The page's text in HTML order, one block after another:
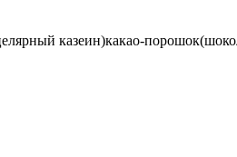
казеин)какао-